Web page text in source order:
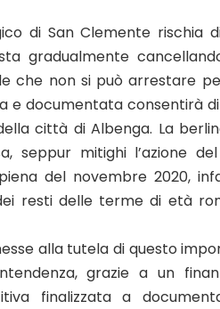
di San Clemente rischia
gradualmente
che non si può arrestare
documentata consentirà
città di Albenga. La
seppur mitighi l’azione
piena del novembre 2020,
resti delle terme di età
alla tutela di questo
grazie a un
finalizzata a